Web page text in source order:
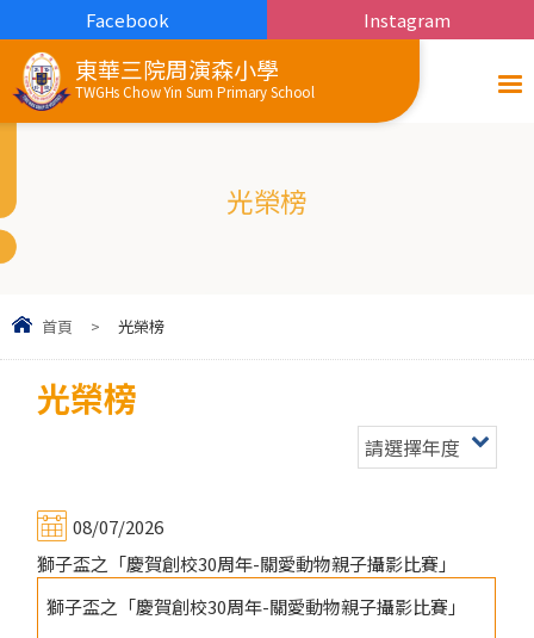
東華三院周演森小學
TWGHs Chow Yin Sum Primary School
Facebook Instagram
光榮榜
首頁 > 光榮榜
光榮榜
請選擇年度
08/07/2026
獅子盃之「慶賀創校30周年-關愛動物親子攝影比賽」
獅子盃之「慶賀創校30周年-關愛動物親子攝影比賽」